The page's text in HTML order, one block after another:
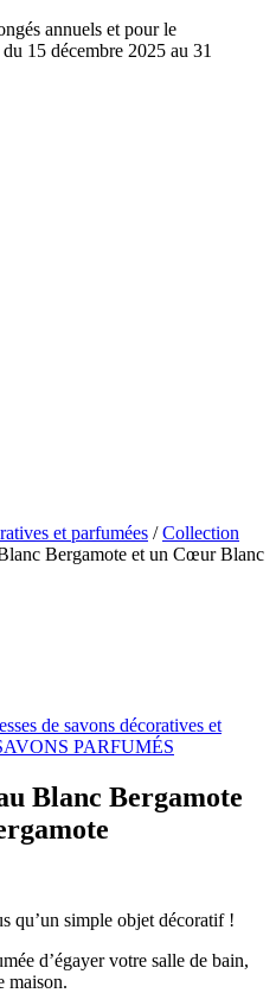
annuels et pour le
15 décembre 2025 au 31
et parfumées /Collection
Bergamote et un Cœur Blanc
de savons décoratives et
PARFUMÉS
Blanc Bergamote
qu’un simple objet décoratif !
d’égayer votre salle de bain,
maison.